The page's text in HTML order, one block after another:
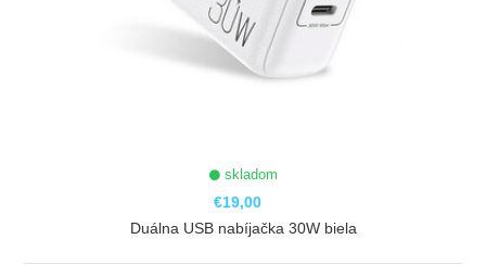
skladom
€19,00
Duálna USB nabíjačka 30W biela